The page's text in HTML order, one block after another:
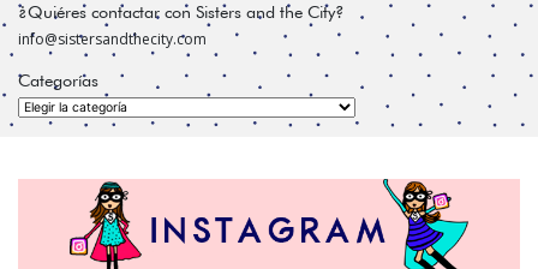
¿Quiéres contactar con Sisters and the City?
info@sistersandthecity.com
Categorías
Categorías